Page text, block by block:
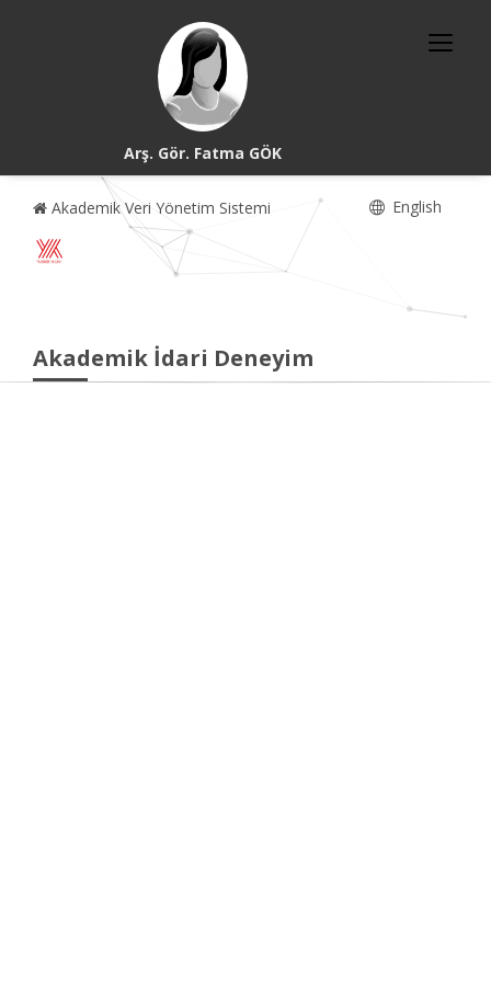
Arş. Gör. Fatma GÖK
Akademik Veri Yönetim Sistemi English
Akademik İdari Deneyim